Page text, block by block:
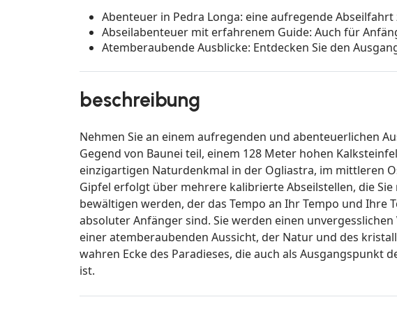
Abenteuer in Pedra Longa: eine aufregende
Abseilabenteuer mit erfahrenem Guide: Auch für
Atemberaubende Ausblicke: Entdecken Sie den
beschreibung
Nehmen Sie an einem aufregenden und abenteuerlichen
Gegend von Baunei teil, einem 128 Meter hohen
einzigartigen Naturdenkmal in der Ogliastra, im mittleren
Gipfel erfolgt über mehrere kalibrierte Abseilstellen, die
bewältigen werden, der das Tempo an Ihr Tempo und Ihre
absoluter Anfänger sind. Sie werden einen
einer atemberaubenden Aussicht, der Natur und des
wahren Ecke des Paradieses, die auch als Ausgangspunkt
ist.